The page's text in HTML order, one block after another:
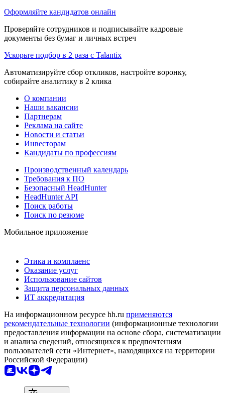
Оформляйте кандидатов онлайн
Проверяйте сотрудников и подписывайте кадровые
документы без бумаг и личных встреч
Ускорьте подбор в 2 раза с Talantix
Автоматизируйте сбор откликов, настройте воронку,
собирайте аналитику в 2 клика
О компании
Наши вакансии
Партнерам
Реклама на сайте
Новости и статьи
Инвесторам
Кандидаты по профессиям
Производственный календарь
Требования к ПО
Безопасный HeadHunter
HeadHunter API
Поиск работы
Поиск по резюме
Мобильное приложение
Этика и комплаенс
Оказание услуг
Использование сайтов
Защита персональных данных
ИТ аккредитация
На информационном ресурсе hh.ru применяются
рекомендательные технологии (информационные технологии
предоставления информации на основе сбора, систематизации
и анализа сведений, относящихся к предпочтениям
пользователей сети «Интернет», находящихся на территории
Российской Федерации)